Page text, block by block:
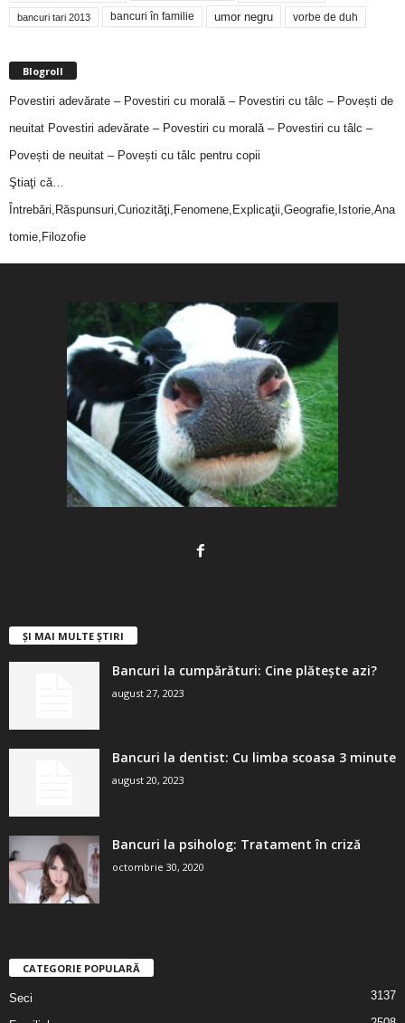
bancuri tari 2013 bancuri în familie umor negru vorbe de duh
Blogroll
Povestiri adevărate – Povestiri cu morală – Povestiri cu tâlc – Povești de
neuitat Povestiri adevărate – Povestiri cu morală – Povestiri cu tâlc –
Povești de neuitat – Povești cu tâlc pentru copii
Ştiaţi că…
Întrebări,Răspunsuri,Curiozităţi,Fenomene,Explicaţii,Geografie,Istorie,Ana
tomie,Filozofie
ȘI MAI MULTE ȘTIRI
Bancuri la cumpărături: Cine plătește azi?
august 27, 2023
Bancuri la dentist: Cu limba scoasa 3 minute
august 20, 2023
Bancuri la psiholog: Tratament în criză
octombrie 30, 2020
CATEGORIE POPULARĂ
Seci 3137